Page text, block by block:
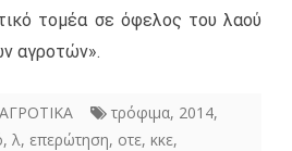
τομέα σε όφελος του λαού
αγροτών».
ΑΓΡΟΤΙΚΑ τρόφιμα, 2014,
, λ, επερώτηση, οτε, κκε,